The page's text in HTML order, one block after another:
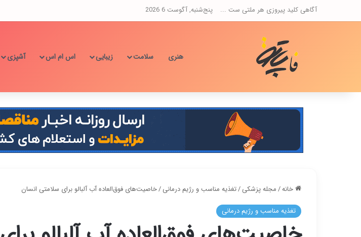
آگاهی کلید پیروزی هر ملتی ست ... پنج‌شنبه, آگوست 6 2026
هنری سلامت زیبایی اس ام اس آشپزی
خانه/مجله پزشکی/تغذیه مناسب و رژیم درمانی/خاصیت‌های فوق‌العاده‌ آب آلبالو برای سلامتی انسان
تغذیه مناسب و رژیم درمانی